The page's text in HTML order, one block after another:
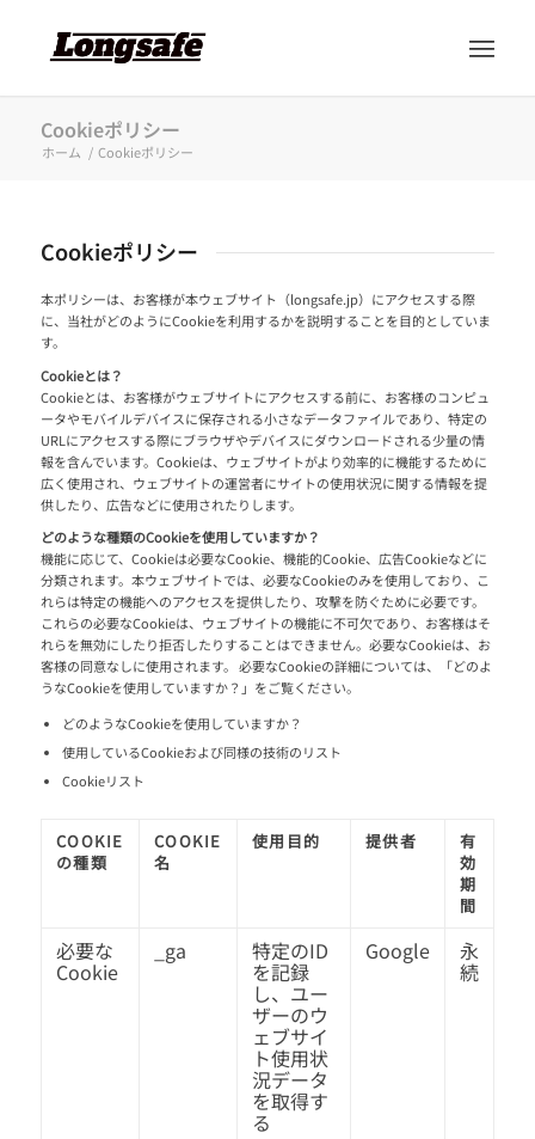
Cookieポリシー
ホーム / Cookieポリシー
Cookieポリシー
本ポリシーは、お客様が本ウェブサイト（longsafe.jp）にアクセスする際
に、当社がどのようにCookieを利用するかを説明することを目的としていま
す。
Cookieとは？
Cookieとは、お客様がウェブサイトにアクセスする前に、お客様のコンピュ
ータやモバイルデバイスに保存される小さなデータファイルであり、特定の
URLにアクセスする際にブラウザやデバイスにダウンロードされる少量の情
報を含んでいます。Cookieは、ウェブサイトがより効率的に機能するために
広く使用され、ウェブサイトの運営者にサイトの使用状況に関する情報を提
供したり、広告などに使用されたりします。
どのような種類のCookieを使用していますか？
機能に応じて、Cookieは必要なCookie、機能的Cookie、広告Cookieなどに
分類されます。本ウェブサイトでは、必要なCookieのみを使用しており、こ
れらは特定の機能へのアクセスを提供したり、攻撃を防ぐために必要です。
これらの必要なCookieは、ウェブサイトの機能に不可欠であり、お客様はそ
れらを無効にしたり拒否したりすることはできません。必要なCookieは、お
客様の同意なしに使用されます。 必要なCookieの詳細については、「どのよ
うなCookieを使用していますか？」をご覧ください。
どのようなCookieを使用していますか？
使用しているCookieおよび同様の技術のリスト
Cookieリスト
COOKIE
の種類
COOKIE
名
使用目的 提供者
有
効
期
間
必要な
Cookie
_ga 特定のID
を記録
し、ユー
ザーのウ
ェブサイ
ト使用状
況データ
を取得す
る
Google 永
続